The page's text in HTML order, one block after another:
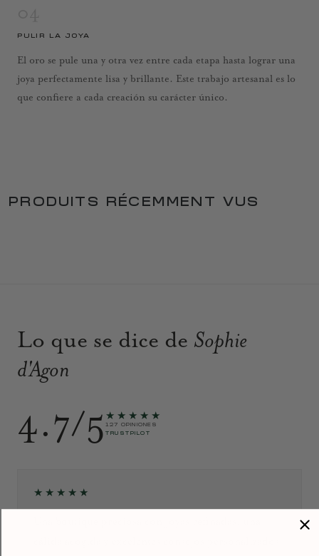
PULIR LA JOYA
El oro se pule una y otra vez entre cada etapa hasta lograr una
joya perfectamente lisa y brillante. Este trabajo artesanal es lo
que confiere a cada creación su carácter único.
PRODUITS RÉCEMMENT VUS
Lo que se dice de Sophie
d'Agon
4.7/5 ★★★★★
127 OPINIONES
TRUSTPILOT
★★★★★